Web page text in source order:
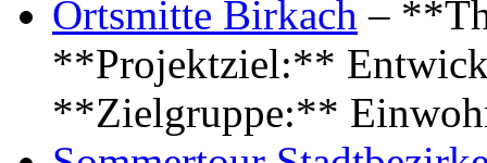
Ortsmitte Birkach –
**Projektziel:**
**Zielgruppe:**